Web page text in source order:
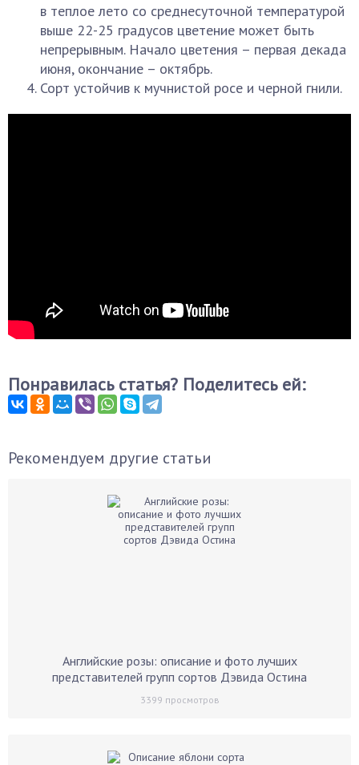
в теплое лето со среднесуточной температурой
выше 22-25 градусов цветение может быть
непрерывным. Начало цветения – первая декада
июня, окончание – октябрь.
Сорт устойчив к мучнистой росе и черной гнили.
Понравилась статья? Поделитесь ей:
Рекомендуем другие статьи
Английские розы: описание и фото лучших
представителей групп сортов Дэвида Остина
3399 просмотров